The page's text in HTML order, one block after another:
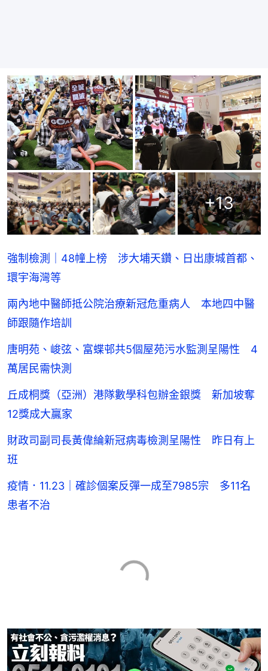
+13
強制檢測｜48幢上榜 涉大埔天鑽、日出康城首都、
環宇海灣等
兩內地中醫師抵公院治療新冠危重病人 本地四中醫
師跟隨作培訓
唐明苑、峻弦、富蝶邨共5個屋苑污水監測呈陽性 4
萬居民需快測
丘成桐獎（亞洲）港隊數學科包辦金銀獎 新加坡奪
12獎成大贏家
財政司副司長黃偉綸新冠病毒檢測呈陽性 昨日有上
班
疫情．11.23｜確診個案反彈一成至7985宗 多11名
患者不治